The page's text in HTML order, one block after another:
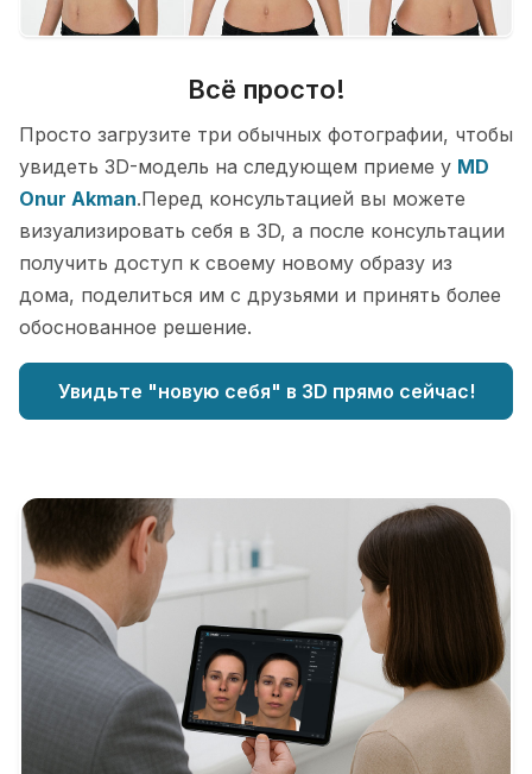
Всё просто!
Просто загрузите три обычных фотографии, чтобы
увидеть 3D-модель на следующем приеме у MD
Onur Akman.Перед консультацией вы можете
визуализировать себя в 3D, а после консультации
получить доступ к своему новому образу из
дома, поделиться им с друзьями и принять более
обоснованное решение.
Увидьте "новую себя" в 3D прямо сейчас!